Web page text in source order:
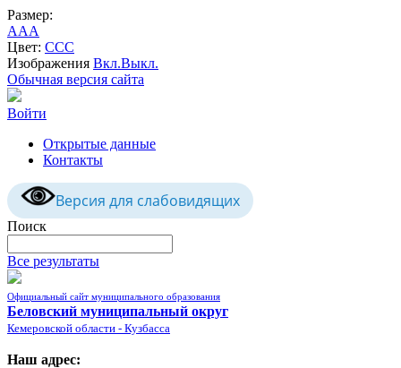
Размер:
AAA
Цвет: CCC
Изображения Вкл.Выкл.
Обычная версия сайта
Войти
Открытые данные
Контакты
Версия для слабовидящих
Поиск
Все результаты
Официальный сайт муниципального образования
Беловский муниципальный округ
Кемеровской области - Кузбасса
Наш адрес: